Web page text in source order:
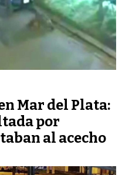
Mar del Plata:
por
al acecho